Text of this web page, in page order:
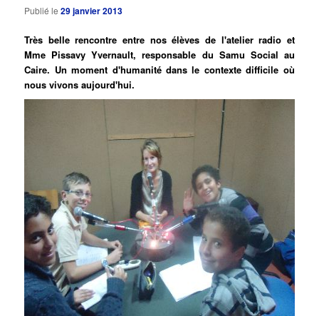
Publié le29 janvier 2013
Très belle rencontre entre nos élèves de l'atelier radio et
Mme Pissavy Yvernault, responsable du Samu Social au
Caire. Un moment d'humanité dans le contexte difficile où
nous vivons aujourd'hui.